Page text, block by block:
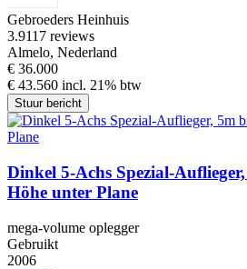
Gebroeders Heinhuis
3.9117 reviews
Almelo, Nederland
€ 36.000
€ 43.560 incl. 21% btw
Stuur bericht
Dinkel 5-Achs Spezial-
Höhe unter Plane
mega-volume oplegger
Gebruikt
2006